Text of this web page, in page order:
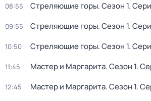
08:55 Стреляющие горы. Сезон 1.
09:55 Стреляющие горы. Сезон 1.
10:50 Стреляющие горы. Сезон 1.
11:45 Мастер и Маргарита. Сезон 1.
12:45 Мастер и Маргарита. Сезон 1.